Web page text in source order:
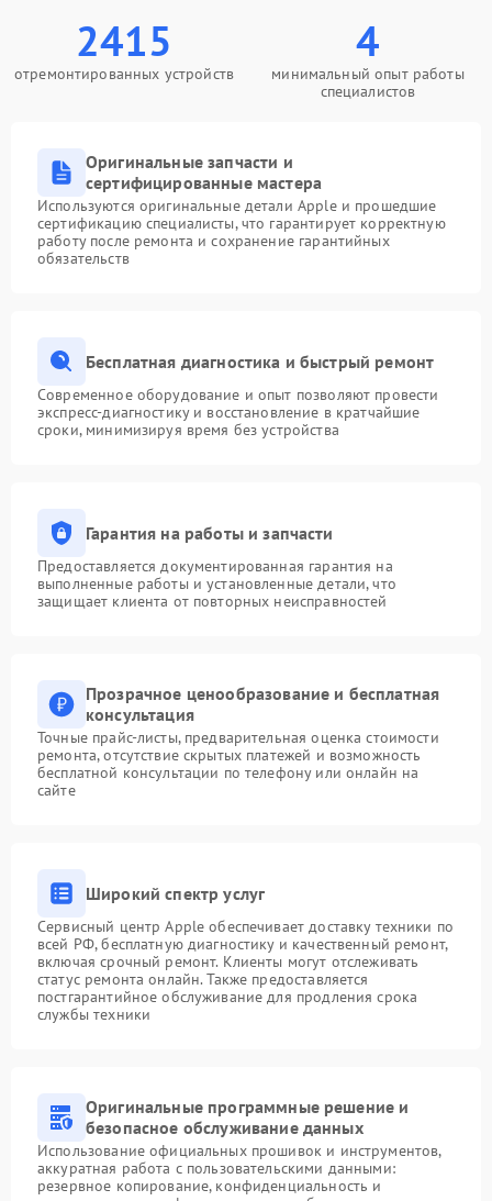
2415
отремонтированных устройств
4
минимальный опыт работы
специалистов
Оригинальные запчасти и
сертифицированные мастера
Используются оригинальные детали Apple и прошедшие
сертификацию специалисты, что гарантирует корректную
работу после ремонта и сохранение гарантийных
обязательств
Бесплатная диагностика и быстрый ремонт
Современное оборудование и опыт позволяют провести
экспресс-диагностику и восстановление в кратчайшие
сроки, минимизируя время без устройства
Гарантия на работы и запчасти
Предоставляется документированная гарантия на
выполненные работы и установленные детали, что
защищает клиента от повторных неисправностей
Прозрачное ценообразование и бесплатная
консультация
Точные прайс-листы, предварительная оценка стоимости
ремонта, отсутствие скрытых платежей и возможность
бесплатной консультации по телефону или онлайн на
сайте
Широкий спектр услуг
Сервисный центр Apple обеспечивает доставку техники по
всей РФ, бесплатную диагностику и качественный ремонт,
включая срочный ремонт. Клиенты могут отслеживать
статус ремонта онлайн. Также предоставляется
постгарантийное обслуживание для продления срока
службы техники
Оригинальные программные решение и
безопасное обслуживание данных
Использование официальных прошивок и инструментов,
аккуратная работа с пользовательскими данными:
резервное копирование, конфиденциальность и